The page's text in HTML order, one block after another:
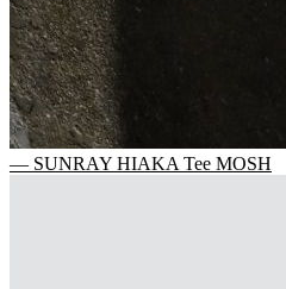
— SUNRAY HIAKA Tee MOSH